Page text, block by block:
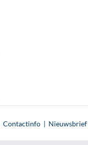
Contactinfo| Nieuwsbrief